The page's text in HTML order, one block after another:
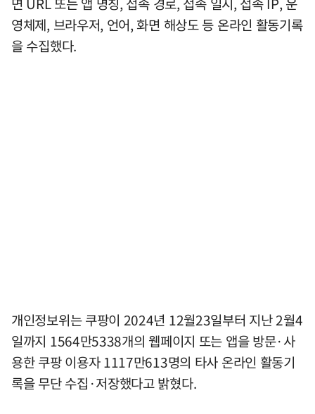
영체제, 브라우저, 언어, 화면 해상도 등 온라인 활동기록
을 수집했다.
개인정보위는 쿠팡이 2024년 12월23일부터 지난 2월4
일까지 1564만5338개의 웹페이지 또는 앱을 방문·사
용한 쿠팡 이용자 1117만613명의 타사 온라인 활동기
록을 무단 수집·저장했다고 밝혔다.